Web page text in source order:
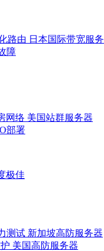
路由 日本国际带宽服
障
网络 美国站群服务器
部署
极佳
测试 新加坡高防服务器
美国高防服务器